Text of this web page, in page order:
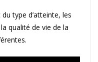
type d’atteinte, les
qualité de vie de la